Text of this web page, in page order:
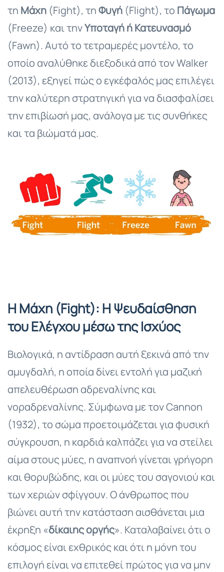
τη Μάχη (Fight), τηΦυγή (Flight), το Πάγωμα
(Freeze) και τηνΥποταγή ή Κατευνασμό
(Fawn). Αυτό το τετραμερές μοντέλο, το
οποίο αναλύθηκε διεξοδικά από τον Walker
(2013), εξηγεί πώς ο εγκέφαλός μας επιλέγει
την καλύτερη στρατηγική για να διασφαλίσει
την επιβίωσή μας, ανάλογα με τις συνθήκες
και τα βιώματά μας.
Η Μάχη (Fight): Η Ψευδαίσθηση
του Ελέγχου μέσω της Ισχύος
Βιολογικά, η αντίδραση αυτή ξεκινά από την
αμυγδαλή, η οποία δίνει εντολή για μαζική
απελευθέρωση αδρεναλίνης και
νοραδρεναλίνης. Σύμφωνα με τον Cannon
(1932), το σώμα προετοιμάζεται για φυσική
σύγκρουση, η καρδιά καλπάζει για να στείλει
αίμα στους μύες, η αναπνοή γίνεται γρήγορη
και θορυβώδης, και οι μύες του σαγονιού και
των χεριών σφίγγουν. Ο άνθρωπος που
βιώνει αυτή την κατάσταση αισθάνεται μια
έκρηξη «δίκαιης οργής». Καταλαβαίνει ότι ο
κόσμος είναι εχθρικός και ότι η μόνη του
επιλογή είναι να επιτεθεί πρώτος για να μην